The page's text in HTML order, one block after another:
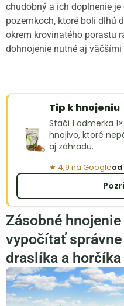
chudobný a ich doplnenie
pozemkoch, ktoré boli dlhú
okrem krovinatého porastu
dohnojenie nutné aj
Tip k hnojeniu
Stačí 1 odmerka
hnojivo, ktoré
aj záhradu.
★ 4,9 na Google
Zásobné
vypočítať
draslíka a horčíka